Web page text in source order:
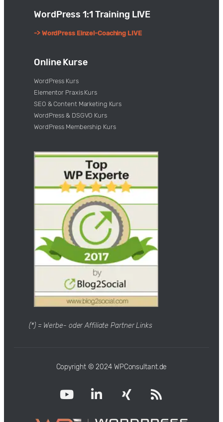
WordPress 1:1 Training LIVE
-> WordPress Einzel-Coaching LIVE
Online Kurse
WordPress Kurs
Elementor Praxis Kurs
SEO & Content Marketing Kurs
WordPress & DSGVO Kurs
WordPress Membership Kurs
(*) = Werbe- oder Affiliate Partner Links
Copyright © 2024 WPConsultant.de